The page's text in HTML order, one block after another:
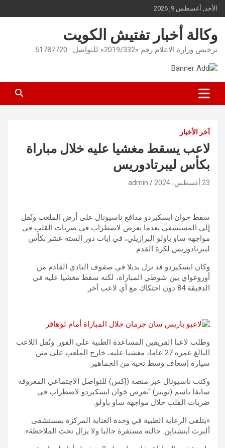
Skip
to
content
الأحد, أغسطس 9, 2026
وكالة أخبار تفتيش الكويت
ترخيص وزارة الاعلام رقم «2019/332» للتواصل : 51787720
آخر الأخبار
لاعب يسقط مغشيا عليه خلال مباراة
بكأس ليبرتادوريس
23 أغسطس، 2024 admin
سقط خوان ايسكيردو مدافع ناسيونال على أرض الملعب ونُقل
إلى المستشفى بعدما تعرض لاضطراب في ضربات القلب في
مواجهة ساو باولو البرازيلي، في إياب دور الستة عشر بكأس
ليبرتادوريس لكرة القدم.
وكان ايسكيردو قد نزل بديلا في صفوف النادي القادم من
أوروغواي بين شوطي المباراة، لكنه سقط مغشيا عليه في
الدقيقة 84 دون احتكاك مع أي لاعب آخر.
وطلب لاعبا الفريقين المساعدة الطبية على الفور. ونُقل اللاعب
البالغ عمره 27 عاما، مغشيا عليه، خارج الملعب على متن
سيارة إسعاف وسط تحية من الجماهير.
وكتب ناسيونال عبر منصة (إكس) للتواصل الاجتماعي المعروفة
سابقا باسم (تويتر) “تعرض خوان ايسكيردو لاضطراب في
ضربات القلب خلال مواجهة ساو باولو.
«يتلقى الرعاية الطبية في وحدة العناية المركزة بمستشفى
ألبرت آينشتاين. حالته مستقرة حاليا ولا يزال تحت الملاحظة».